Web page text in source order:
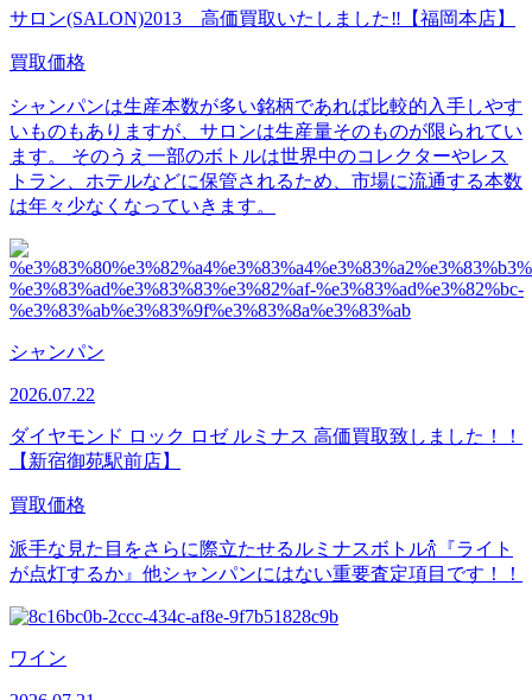
サロン(SALON)2013 高価買取いたしました‼【福岡本店】
買取価格
シャンパンは生産本数が多い銘柄であれば比較的入手しやす
いものもありますが、サロンは生産量そのものが限られてい
ます。 そのうえ一部のボトルは世界中のコレクターやレス
トラン、ホテルなどに保管されるため、市場に流通する本数
は年々少なくなっていきます。
シャンパン
2026.07.22
ダイヤモンド ロック ロゼ ルミナス 高価買取致しました！！
【新宿御苑駅前店】
買取価格
派手な見た目をさらに際立たせるルミナスボトル🍾『ライト
が点灯するか』他シャンパンにはない重要査定項目です！！
ワイン